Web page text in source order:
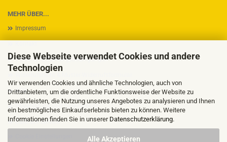
Diese Webseite verwendet Cookies und andere
Technologien
Wir verwenden Cookies und ähnliche Technologien, auch von
Drittanbietern, um die ordentliche Funktionsweise der Website zu
gewährleisten, die Nutzung unseres Angebotes zu analysieren und Ihnen
ein bestmögliches Einkaufserlebnis bieten zu können. Weitere
Informationen finden Sie in unserer Datenschutzerklärung.
Alle Akzeptieren
MEHR ÜBER...
Impressum
Versand- & Zahlungsbedingungen
Widerrufsrecht & Muster-Widerrufsformular
AGB
Privatsphäre und Datenschutz
Callback Service